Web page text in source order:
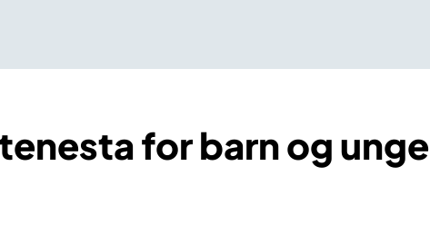
for barn og unge